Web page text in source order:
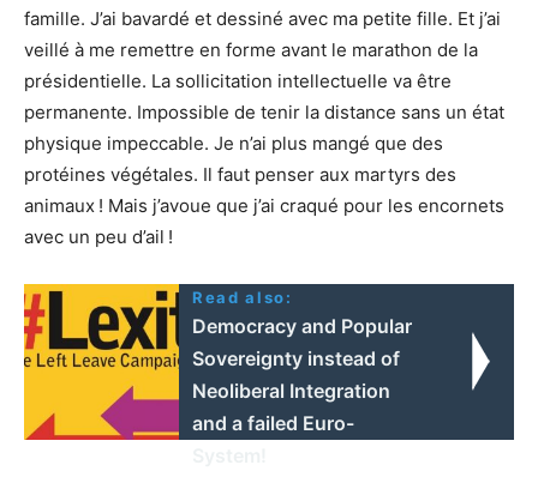
famille. J’ai bavardé et dessiné avec ma petite fille. Et j’ai
veillé à me remettre en forme avant le mara­thon de la
prési­den­tielle. La solli­ci­ta­tion intel­lec­tuelle va être
perma­nente. Impos­sible de tenir la distance sans un état
physique impec­cable. Je n’ai plus mangé que des
protéines végé­tales. Il faut penser aux martyrs des
animaux ! Mais j’avoue que j’ai craqué pour les encor­nets
avec un peu d’ail !
Read also:
Democracy and Popular
Sovereignty instead of
Neoliberal Integration
and a failed Euro-